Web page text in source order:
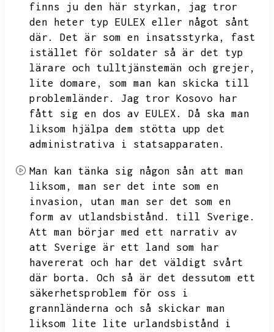
finns ju den här styrkan,
jag tror
den heter typ EULEX eller något sånt
där.
Det är som en insatsstyrka,
fast
istället för soldater så är det typ
lärare och tulltjänstemän och grejer,
lite domare,
som man kan skicka till
problemländer.
Jag tror Kosovo har
fått sig en dos av EULEX.
Då ska man
liksom hjälpa dem stötta upp det
administrativa i statsapparaten.
Man kan tänka sig någon sån att man
liksom,
man ser det inte som en
invasion,
utan man ser det som en
form av utlandsbistånd.
till Sverige.
Att man börjar med ett narrativ av
att Sverige är ett land som har
havererat och har det väldigt svårt
där borta.
Och så är det dessutom ett
säkerhetsproblem för oss i
grannländerna och så skickar man
liksom lite lite urlandsbistånd i